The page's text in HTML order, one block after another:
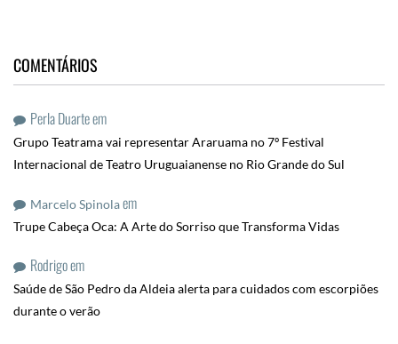
COMENTÁRIOS
Perla Duarteem
Grupo Teatrama vai representar Araruama no 7º Festival
Internacional de Teatro Uruguaianense no Rio Grande do Sul
Marcelo Spinolaem
Trupe Cabeça Oca: A Arte do Sorriso que Transforma Vidas
Rodrigoem
Saúde de São Pedro da Aldeia alerta para cuidados com escorpiões
durante o verão